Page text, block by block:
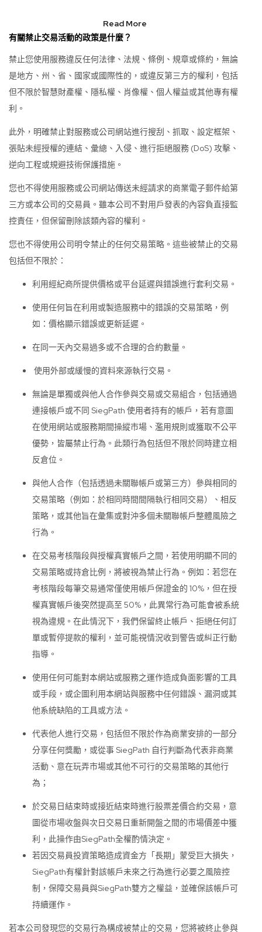
Read More
有關禁止交易活動的政策是什麼？
禁止您使用服務違反任何法律、法規、條例、規章或條約，無論
是地方、州、省、國家或國際性的，或違反第三方的權利，包括
但不限於智慧財產權、隱私權、肖像權、個人權益或其他專有權
利。
此外，明確禁止對服務或公司網站進行搜刮、抓取、設定框架、
張貼未經授權的連結、彙總、入侵、進行拒絕服務 (DoS) 攻擊、
逆向工程或規避技術保護措施。
您也不得使用服務或公司網站傳送未經請求的商業電子郵件給第
三方或本公司的交易員。雖本公司不對用戶發表的內容負直接監
控責任，但保留刪除該類內容的權利。
您也不得使用公司明令禁止的任何交易策略。這些被禁止的交易
包括但不限於：
利用經紀商所提供價格或平台延遲與錯誤進行套利交易。
使用任何旨在利用或製造服務中的錯誤的交易策略，例
如：價格顯示錯誤或更新延遲。
在同一天內交易過多或不合理的合約數量。
使用外部或緩慢的資料來源執行交易。
無論是單獨或與他人合作參與交易或交易組合，包括通過
連接帳戶或不同 SiegPath 使用者持有的帳戶，若有意圖
在使用網站或服務期間操縱市場、濫用規則或獲取不公平
優勢，皆屬禁止行為。此類行為包括但不限於同時建立相
反倉位。
與他人合作（包括透過未關聯帳戶或第三方）參與相同的
交易策略（例如：於相同時間間隔執行相同交易）、相反
策略，或其他旨在彙集或對沖多個未關聯帳戶整體風險之
行為。
在交易考核階段與授權真實帳戶之間，若使用明顯不同的
交易策略或持倉比例，將被視為禁止行為。例如：若您在
考核階段每筆交易通常僅使用帳戶保證金的 10%，但在授
權真實帳戶後突然提高至 50%，此異常行為可能會被系統
視為違規。在此情況下，我們保留終止帳戶、拒絕任何訂
單或暫停提款的權利，並可能視情況收到警告或糾正行動
指導。
使用任何可能對本網站或服務之運作造成負面影響的工具
或手段，或企圖利用本網站與服務中任何錯誤、漏洞或其
他系統缺陷的工具或方法。
代表他人進行交易，包括但不限於作為商業安排的一部分
分享任何獎勵，或從事 SiegPath 自行判斷為代表非商業
活動、意在玩弄市場或其他不可行的交易策略的其他行
為；
於交易日結束時或接近結束時進行股票差價合約交易，意
圖從市場收盤與次日交易日重新開盤之間的市場價差中獲
利，此操作由SiegPath全權酌情決定。
若因交易員投資策略造成資金方「長期」蒙受巨大損失，
SiegPath有權針對該帳戶未來之行為進行必要之風險控
制，保障交易員與SiegPath雙方之權益，並確保該帳戶可
持續運作。
若本公司發現您的交易行為構成被禁止的交易，您將被終止參與